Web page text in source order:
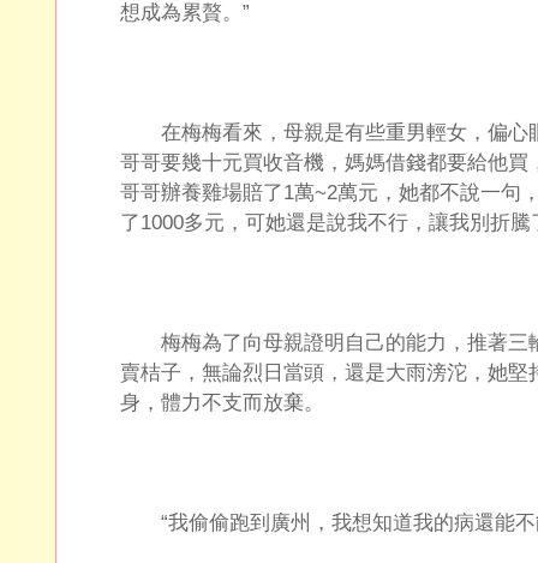
想成為累贅。”
在梅梅看來，母親是有些重男輕女，偏心
哥哥要幾十元買收音機，媽媽借錢都要給他買
哥哥辦養雞場賠了1萬~2萬元，她都不說一句
了1000多元，可她還是說我不行，讓我別折騰
梅梅為了向母親證明自己的能力，推著三
賣桔子，無論烈日當頭，還是大雨滂沱，她堅
身，體力不支而放棄。
“我偷偷跑到廣州，我想知道我的病還能不